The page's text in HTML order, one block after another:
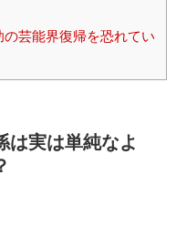
芸能界復帰を恐れてい
は実は単純なよ